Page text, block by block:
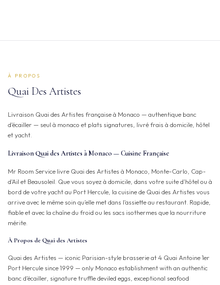
À PROPOS
Quai Des Artistes
Livraison Quai des Artistes française à Monaco — authentique banc
d'écailler — seul à monaco et plats signatures, livré frais à domicile, hôtel
et yacht.
Livraison Quai des Artistes à Monaco — Cuisine Française
Mr Room Service livre Quai des Artistes à Monaco, Monte-Carlo, Cap-
d'Ail et Beausoleil. Que vous soyez à domicile, dans votre suite d'hôtel ou à
bord de votre yacht au Port Hercule, la cuisine de Quai des Artistes vous
arrive avec le même soin qu'elle met dans l'assiette au restaurant. Rapide,
fiable et avec la chaîne du froid ou les sacs isothermes que la nourriture
mérite.
À Propos de Quai des Artistes
Quai des Artistes — iconic Parisian-style brasserie at 4 Quai Antoine 1er
Port Hercule since 1999 — only Monaco establishment with an authentic
banc d'écailler, signature truffle deviled eggs, exceptional seafood